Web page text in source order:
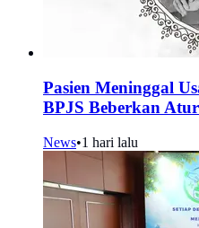
Pasien Meninggal
BPJS Beberkan
News•1 hari lalu